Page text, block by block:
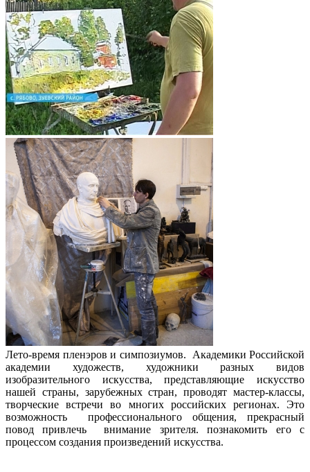
Лето-время пленэров и симпозиумов. Академики Российской
академии художеств, художники разных видов
изобразительного искусства, представляющие искусство
нашей страны, зарубежных стран, проводят мастер-классы,
творческие встречи во многих российских регионах. Это
возможность профессионального общения, прекрасный
повод привлечь внимание зрителя. познакомить его с
процессом создания произведений искусства.